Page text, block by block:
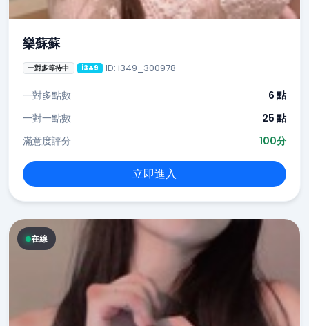
樂蘇蘇
一對多等待中 i349 ID: i349_300978
一對多點數
6 點
一對一點數
25 點
滿意度評分
100分
立即進入
在線